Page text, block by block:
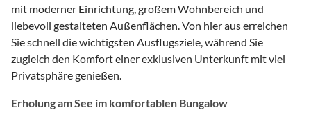
mit moderner Einrichtung, großem Wohnbereich und
liebevoll gestalteten Außenflächen. Von hier aus erreichen
Sie schnell die wichtigsten Ausflugsziele, während Sie
zugleich den Komfort einer exklusiven Unterkunft mit viel
Privatsphäre genießen.
Erholung am See im komfortablen Bungalow